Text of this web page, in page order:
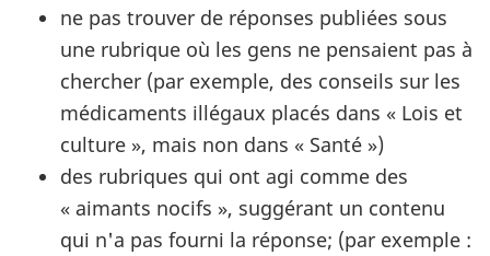
ne pas trouver de réponses publiées sous
une rubrique où les gens ne pensaient pas à
chercher (par exemple, des conseils sur les
médicaments illégaux placés dans « Lois et
culture », mais non dans « Santé »)
des rubriques qui ont agi comme des
« aimants nocifs », suggérant un contenu
qui n'a pas fourni la réponse; (par exemple :